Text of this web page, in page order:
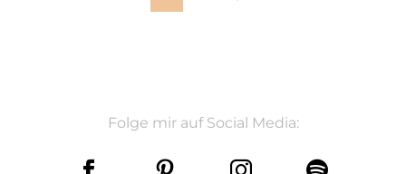
Folge mir auf Social Media: